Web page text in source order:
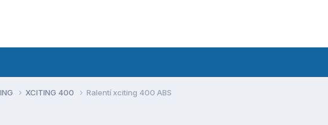
XCITING 400 Ralentí xciting 400 ABS